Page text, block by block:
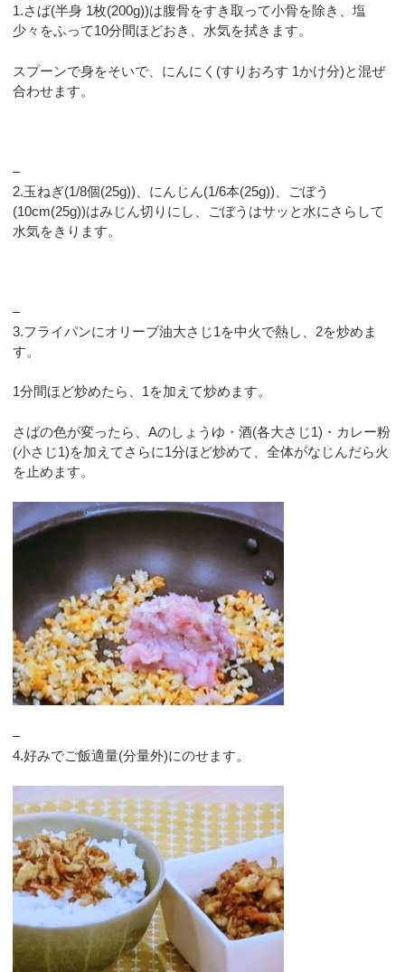
1.さば(半身 1枚(200g))は腹骨をすき取って小骨を除き、塩
少々をふって10分間ほどおき、水気を拭きます。
スプーンで身をそいで、にんにく(すりおろす 1かけ分)と混ぜ
合わせます。
–
2.玉ねぎ(1/8個(25g))、にんじん(1/6本(25g))、ごぼう
(10cm(25g))はみじん切りにし、ごぼうはサッと水にさらして
水気をきります。
–
3.フライパンにオリーブ油大さじ1を中火で熱し、2を炒めま
す。
1分間ほど炒めたら、1を加えて炒めます。
さばの色が変ったら、Aのしょうゆ・酒(各大さじ1)・カレー粉
(小さじ1)を加えてさらに1分ほど炒めて、全体がなじんだら火
を止めます。
–
4.好みでご飯適量(分量外)にのせます。